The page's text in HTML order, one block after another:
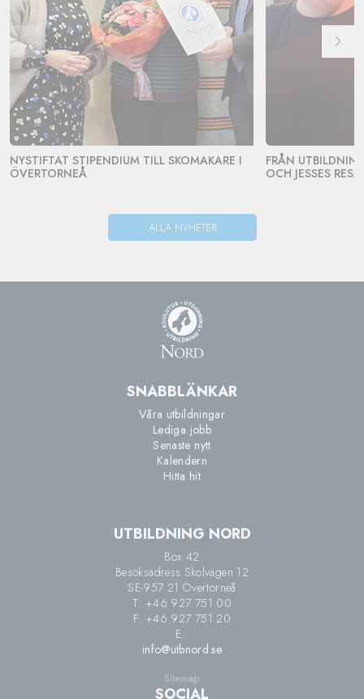
NYSTIFTAT STIPENDIUM TILL SKOMAKARE I
ÖVERTORNEÅ
FRÅN
OCH JESSES RESA.
ALLA NYHETER
SNABBLÄNKAR
Våra utbildningar
Lediga jobb
Senaste nytt
Kalendern
Hitta hit
UTBILDNING NORD
Box 42
Besöksadress Skolvägen 12
SE-957 21 Övertorneå
T: +46 927 751 00
F. +46 927 751 20
E.
info@utbnord.se
Sitemap
SOCIAL